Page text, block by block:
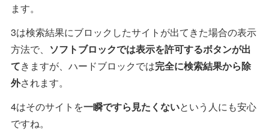
ます。
3は検索結果にブロックしたサイトが出てきた場合の表示
方法で、 ソフトブロックでは表示を許可するボタンが出
てきますが、ハードブロックでは完全に検索結果から除
外されます。
4はそのサイトを一瞬ですら見たくないという人にも安心
ですね。